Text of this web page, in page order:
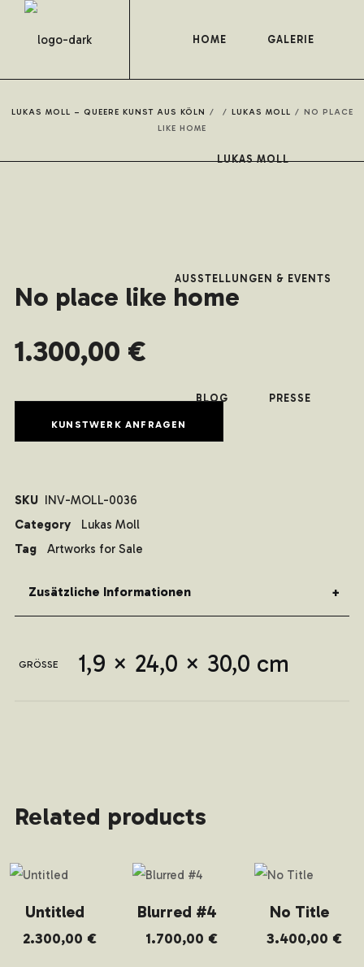
HOME GALERIE
LUKAS MOLL
AUSSTELLUNGEN & EVENTS
BLOG PRESSE
LUKAS MOLL – QUEERE KUNST AUS KÖLN / / LUKAS MOLL / NO PLACE
LIKE HOME
No place like home
1.300,00 €
KUNSTWERK ANFRAGEN
SKU INV-MOLL-0036
Category
Lukas Moll
Tag
Artworks for Sale
Zusätzliche Informationen
GRÖSSE 1,9 × 24,0 × 30,0 cm
Related products
Untitled
2.300,00 €
Blurred #4
1.700,00 €
No Title
3.400,00 €